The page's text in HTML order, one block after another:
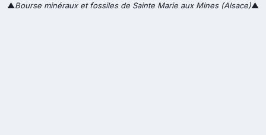
▲Bourse minéraux et fossiles de Sainte Marie aux Mines (Alsace)▲